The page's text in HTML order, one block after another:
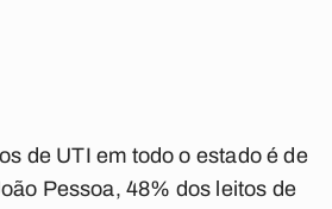
de UTI em todo o estado é de
Pessoa, 48% dos leitos de